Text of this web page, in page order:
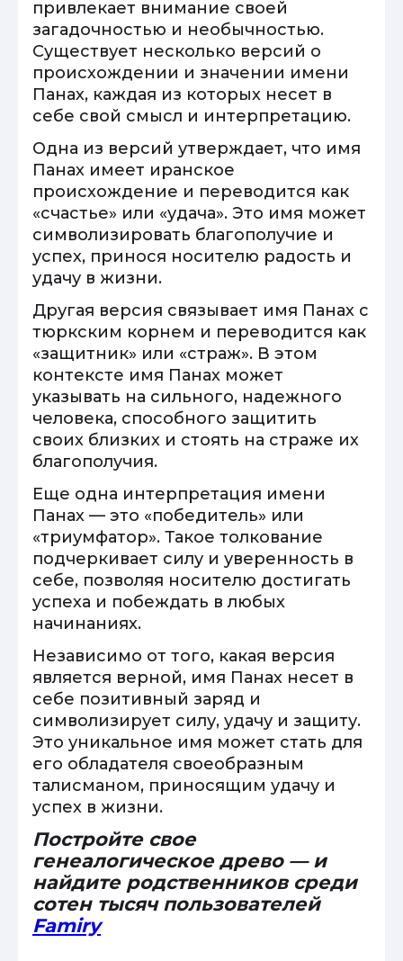
привлекает внимание своей
загадочностью и необычностью.
Существует несколько версий о
происхождении и значении имени
Панах, каждая из которых несет в
себе свой смысл и интерпретацию.
Одна из версий утверждает, что имя
Панах имеет иранское
происхождение и переводится как
«счастье» или «удача». Это имя может
символизировать благополучие и
успех, принося носителю радость и
удачу в жизни.
Другая версия связывает имя Панах с
тюркским корнем и переводится как
«защитник» или «страж». В этом
контексте имя Панах может
указывать на сильного, надежного
человека, способного защитить
своих близких и стоять на страже их
благополучия.
Еще одна интерпретация имени
Панах — это «победитель» или
«триумфатор». Такое толкование
подчеркивает силу и уверенность в
себе, позволяя носителю достигать
успеха и побеждать в любых
начинаниях.
Независимо от того, какая версия
является верной, имя Панах несет в
себе позитивный заряд и
символизирует силу, удачу и защиту.
Это уникальное имя может стать для
его обладателя своеобразным
талисманом, приносящим удачу и
успех в жизни.
Постройте свое
генеалогическое древо — и
найдите родственников среди
сотен тысяч пользователей
Famiry